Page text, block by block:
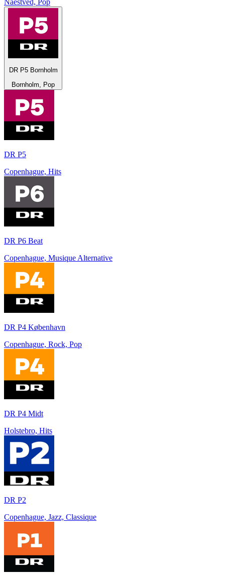
Naestved, Pop
DR P5 Bornholm
Bornholm, Pop
DR P5
Copenhague, Hits
DR P6 Beat
Copenhague, Musique Alternative
DR P4 København
Copenhague, Rock, Pop
DR P4 Midt
Holstebro, Hits
DR P2
Copenhague, Jazz, Classique